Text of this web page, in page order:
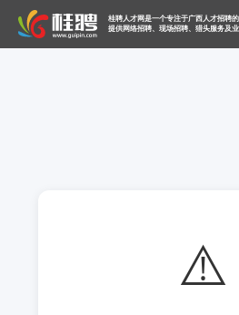
桂聘人才网是一个专注于广西人才招聘
提供网络招聘、现场招聘、猎头服务及
⚠️